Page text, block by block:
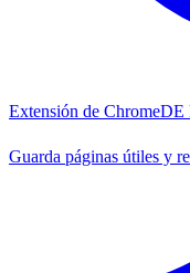
Extensión de ChromeDE
Guarda páginas útiles y